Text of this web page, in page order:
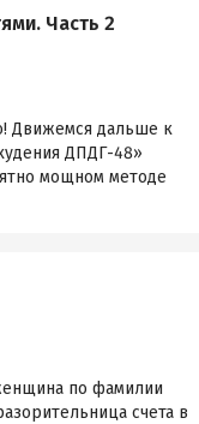
Часть 2
Движемся дальше к
ДПДГ-48»
мощном методе
по фамилии
счета в